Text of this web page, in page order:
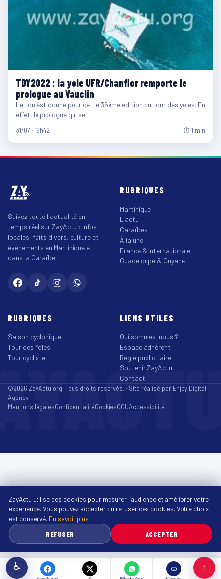
TDY2022 : la yole UFR/Chanflor remporte le
prologue au Vauclin
Le ton est donné pour cette 36ème édition du tour des yoles. En
effet, le prologue qui se…
31/07 · 16h42 ⏱ 1 min
Suivez toute l'actualité en
temps réel sur ZayActu : infos
locales, faits divers, culture et
événements en Martinique et
dans la Caraïbe.
RUBRIQUES
Martinique
L'actu
Caraïbes
À la une
France & Internationale
Guadeloupe & Guyane
RUBRIQUES
Saison cyclonique
Tour des Yoles
Tour cycliste
LIENS UTILES
Qui sommes-nous ?
Espace adhérent
Régie publicitaire
Soutenir ZayActu
Contact
©2026 ZayActu.org. Tous droits réservés. · Site réalisé par Enjoy Digital
Agency
Mentions légalesConfidentialitéCookiesCGUAccessibilité
♿ ↑
ZayActu utilise des cookies pour mesurer l’audience et améliorer votre
expérience. Vous pouvez accepter ou refuser ces cookies. Votre choix
est conservé. En savoir plus
REFUSER
ACCEPTER